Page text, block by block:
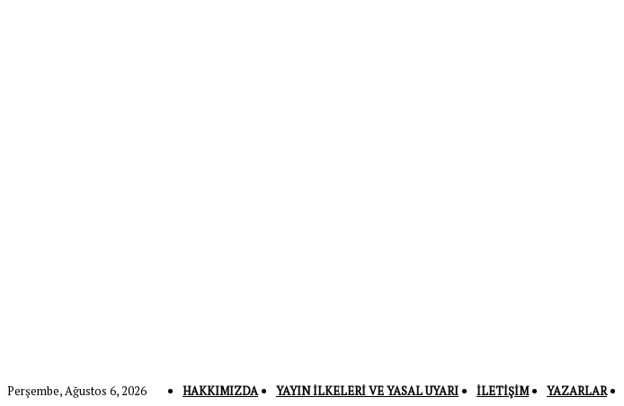
Perşembe, Ağustos 6, 2026 HAKKIMIZDA YAYIN İLKELERI VE YASAL UYARI İLETIŞIM YAZARLAR